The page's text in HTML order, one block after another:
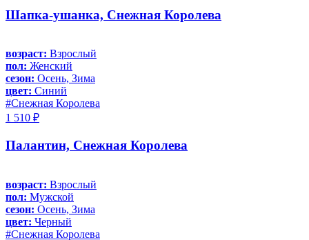
Шапка-ушанка, Снежная Королева
возраст: Взрослый
пол: Женский
сезон: Осень, Зима
цвет: Синий
#Снежная Королева
1 510 ₽
Палантин, Снежная Королева
возраст: Взрослый
пол: Мужской
сезон: Осень, Зима
цвет: Черный
#Снежная Королева